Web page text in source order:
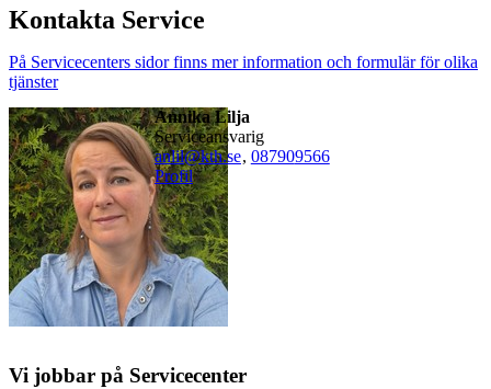
Kontakta Service
På Servicecenters sidor finns mer information och formulär för olika
tjänster
Annika Lilja
serviceansvarig
anlil@kth.se, 087909566
Profil
Vi jobbar på Servicecenter